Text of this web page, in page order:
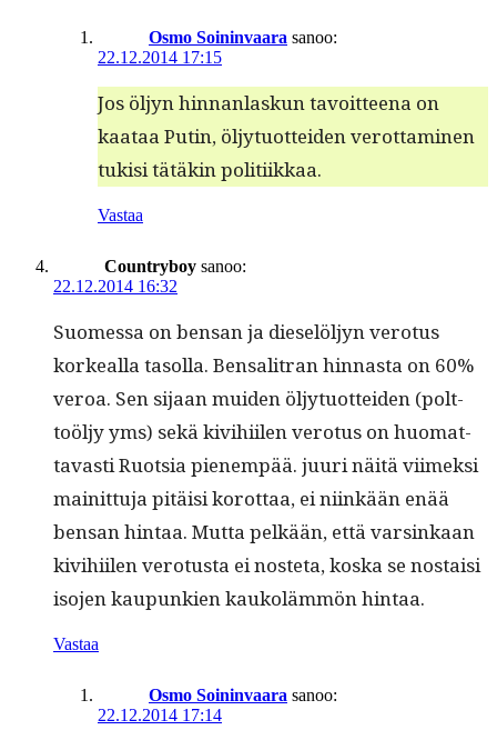
Osmo Soininvaara sanoo:
22.12.2014 17:15
Jos öljyn hin­nan­laskun tavoit­teena on
kaataa Putin, öljy­tuot­tei­den verot­ta­mi­nen
tuk­isi tätäkin politiikkaa.
Vastaa
Countryboy sanoo:
22.12.2014 16:32
Suomes­sa on ben­san ja dieselöljyn vero­tus
korkeal­la tasol­la. Ben­sal­i­tran hin­nas­ta on 60%
veroa. Sen sijaan muiden öljy­tuot­tei­den (polt­
toöljy yms) sekä kivi­hi­ilen vero­tus on huo­mat­
tavasti Ruot­sia pienem­pää. juuri näitä viimek­si
mainit­tu­ja pitäisi korot­taa, ei niinkään enää
ben­san hin­taa. Mut­ta pelkään, että varsinkaan
kivi­hi­ilen vero­tus­ta ei nos­te­ta, kos­ka se nos­taisi
iso­jen kaupunkien kaukoläm­mön hintaa.
Vastaa
Osmo Soininvaara sanoo:
22.12.2014 17:14